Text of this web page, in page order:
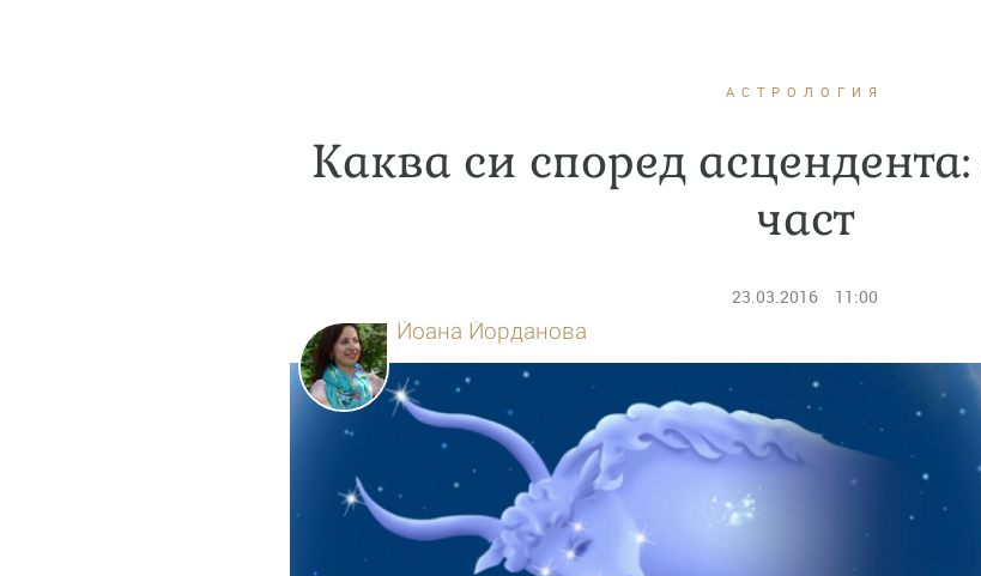
АСТРОЛОГИЯ
Каква си според
част
23.03.2016 11:00
Йоана Йорданова